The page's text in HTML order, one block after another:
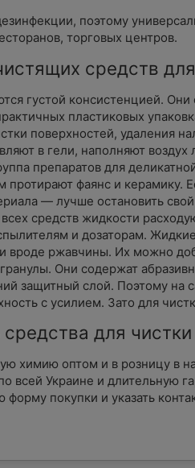
поэтому
торговых центров.
средств для
густой консистенцией.
пластиковых
поверхностей, удаления
в гели, наполняют
препаратов для
протирают фаянс и керамику.
— лучше остановить
средств жидкости
и дозаторам.
вроде ржавчины. Их можно
Они содержат
защитный слой. Поэтому на
с усилием. Зато для
средства для чистки
химию оптом и в розницу в
всей Украине и длительную
форму покупки и указать